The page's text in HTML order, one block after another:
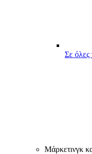
Σε όλες
Μάρκετινγκ